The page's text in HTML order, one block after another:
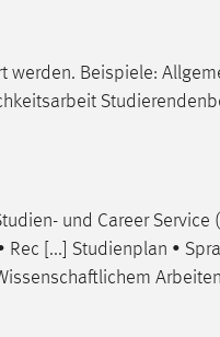
werden. Beispiele:
und Career Service
Rec [...] Studienplan •